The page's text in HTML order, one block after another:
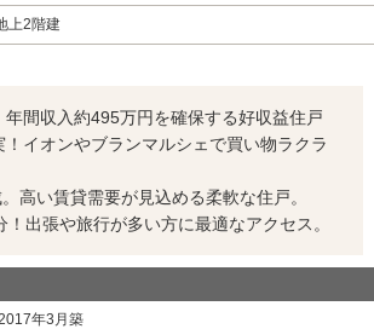
上2階建
間収入約495万円を確保する好収益住戸
イオンやブランマルシェで買い物ラクラ
高い賃貸需要が見込める柔軟な住戸。
出張や旅行が多い方に最適なアクセス。
年3月築